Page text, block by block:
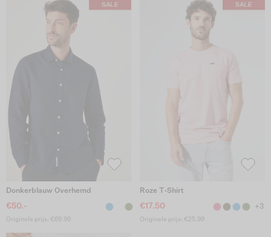
Donkerblauw Overhemd
€50.-
Originele prijs: €69.99
Roze T-Shirt
€17.50 +3
Originele prijs: €25.99